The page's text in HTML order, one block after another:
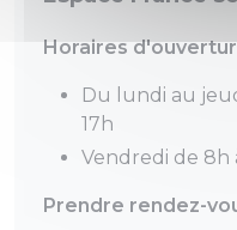
Horaires
Du lundi au
17h
Vendredi de 8h
Prendre rendez-